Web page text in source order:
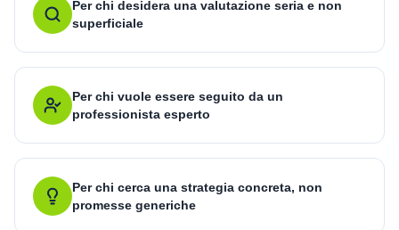
Per chi desidera una valutazione seria e non
superficiale
Per chi vuole essere seguito da un
professionista esperto
Per chi cerca una strategia concreta, non
promesse generiche